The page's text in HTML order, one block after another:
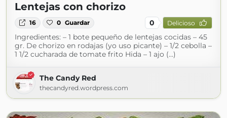
Lentejas con chorizo
16 0 Guardar 0 Delicioso
Ingredientes: – 1 bote pequeño de lentejas cocidas – 45
gr. De chorizo en rodajas (yo uso picante) – 1/2 cebolla –
1 1/2 cucharada de tomate frito Hida – 1 ajo (...)
The Candy Red
thecandyred.wordpress.com